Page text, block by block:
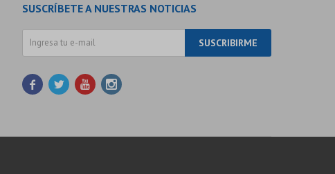
SUSCRÍBETE A NUESTRAS NOTICIAS
SUSCRIBIRME
   